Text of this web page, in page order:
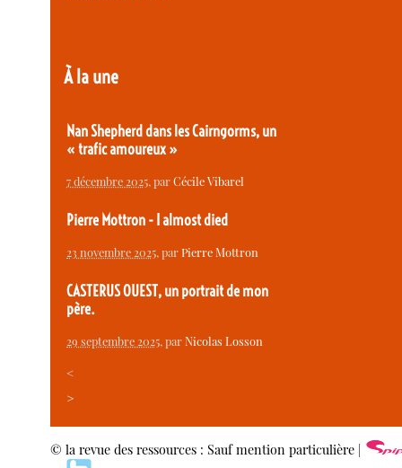
À la une
Nan Shepherd dans les Cairngorms, un
« trafic amoureux »
7 décembre 2025, parCécile Vibarel
Pierre Mottron - I almost died
23 novembre 2025, parPierre Mottron
CASTERUS OUEST, un portrait de mon
père.
29 septembre 2025, parNicolas Losson
<
>
© la revue des ressources : Sauf mention particulière |